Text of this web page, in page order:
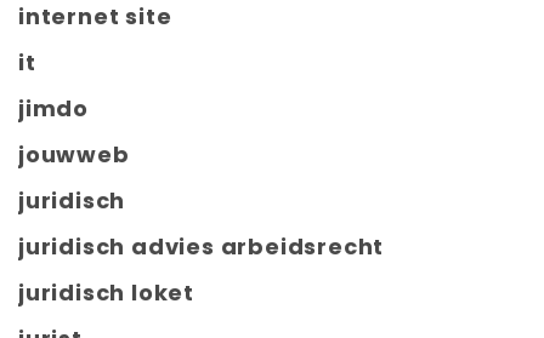
internet site
it
jimdo
jouwweb
juridisch
juridisch advies arbeidsrecht
juridisch loket